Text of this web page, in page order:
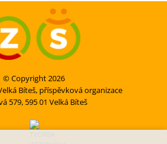
© Copyright 2026
Bíteš, příspěvková organizace
579, 595 01 Velká Bíteš